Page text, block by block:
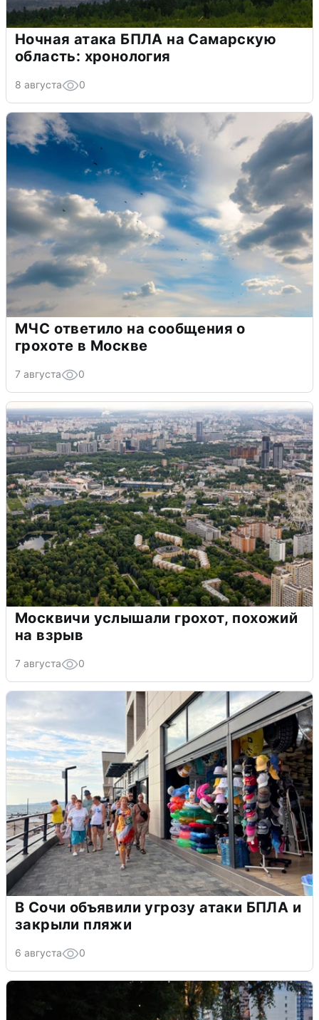
Ночная атака БПЛА на Самарскую
область: хронология
8 августа 0
МЧС ответило на сообщения о
грохоте в Москве
7 августа 0
Москвичи услышали грохот, похожий
на взрыв
7 августа 0
В Сочи объявили угрозу атаки БПЛА и
закрыли пляжи
6 августа 0